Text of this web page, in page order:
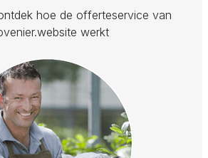
hoe de offerteservice van
werkt